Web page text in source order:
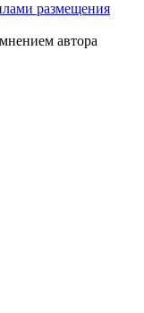
размещения
автора